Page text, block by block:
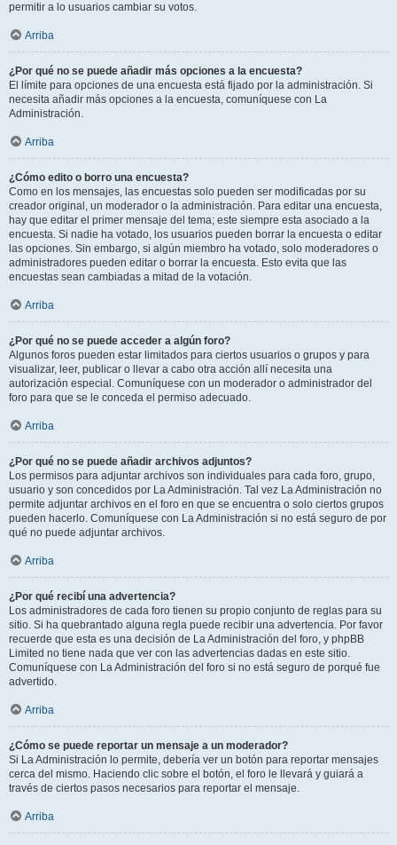
permitir a lo usuarios cambiar su votos.
Arriba
¿Por qué no se puede añadir más opciones a la encuesta?
El límite para opciones de una encuesta está fijado por la administración. Si
necesita añadir más opciones a la encuesta, comuníquese con La
Administración.
Arriba
¿Cómo edito o borro una encuesta?
Como en los mensajes, las encuestas solo pueden ser modificadas por su
creador original, un moderador o la administración. Para editar una encuesta,
hay que editar el primer mensaje del tema; este siempre esta asociado a la
encuesta. Si nadie ha votado, los usuarios pueden borrar la encuesta o editar
las opciones. Sin embargo, si algún miembro ha votado, solo moderadores o
administradores pueden editar o borrar la encuesta. Esto evita que las
encuestas sean cambiadas a mitad de la votación.
Arriba
¿Por qué no se puede acceder a algún foro?
Algunos foros pueden estar limitados para ciertos usuarios o grupos y para
visualizar, leer, publicar o llevar a cabo otra acción allí necesita una
autorización especial. Comuníquese con un moderador o administrador del
foro para que se le conceda el permiso adecuado.
Arriba
¿Por qué no se puede añadir archivos adjuntos?
Los permisos para adjuntar archivos son individuales para cada foro, grupo,
usuario y son concedidos por La Administración. Tal vez La Administración no
permite adjuntar archivos en el foro en que se encuentra o solo ciertos grupos
pueden hacerlo. Comuníquese con La Administración si no está seguro de por
qué no puede adjuntar archivos.
Arriba
¿Por qué recibí una advertencia?
Los administradores de cada foro tienen su propio conjunto de reglas para su
sitio. Si ha quebrantado alguna regla puede recibir una advertencia. Por favor
recuerde que esta es una decisión de La Administración del foro, y phpBB
Limited no tiene nada que ver con las advertencias dadas en este sitio.
Comuníquese con La Administración del foro si no está seguro de porqué fue
advertido.
Arriba
¿Cómo se puede reportar un mensaje a un moderador?
Si La Administración lo permite, debería ver un botón para reportar mensajes
cerca del mismo. Haciendo clic sobre el botón, el foro le llevará y guiará a
través de ciertos pasos necesarios para reportar el mensaje.
Arriba